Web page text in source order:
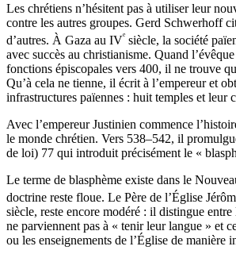
Les chrétiens n’hésitent pas à utiliser leur
contre les autres groupes. Gerd Schwerhoff
d’autres. À Gaza au IVᵉ siècle, la société
avec succès au christianisme. Quand
fonctions épiscopales vers 400, il ne trouve
Qu’à cela ne tienne, il écrit à l’empereur et
infrastructures païennes : huit temples et leur
Avec l’empereur Justinien commence
le monde chrétien. Vers 538–542, il
de loi) 77 qui introduit précisément le «
Le terme de blasphème existe dans le
doctrine reste floue. Le Père de l’Église
siècle, reste encore modéré : il distingue
ne parviennent pas à « tenir leur langue » et
ou les enseignements de l’Église de manière